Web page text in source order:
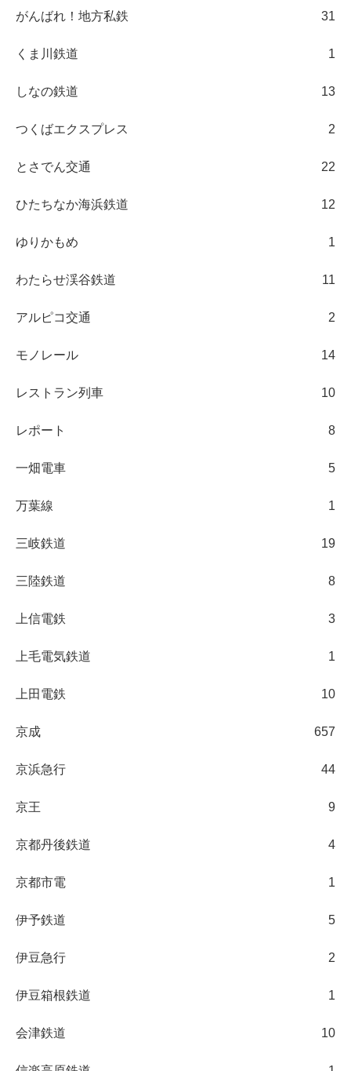
がんばれ！地方私鉄 31
くま川鉄道 1
しなの鉄道 13
つくばエクスプレス 2
とさでん交通 22
ひたちなか海浜鉄道 12
ゆりかもめ 1
わたらせ渓谷鉄道 11
アルピコ交通 2
モノレール 14
レストラン列車 10
レポート 8
一畑電車 5
万葉線 1
三岐鉄道 19
三陸鉄道 8
上信電鉄 3
上毛電気鉄道 1
上田電鉄 10
京成 657
京浜急行 44
京王 9
京都丹後鉄道 4
京都市電 1
伊予鉄道 5
伊豆急行 2
伊豆箱根鉄道 1
会津鉄道 10